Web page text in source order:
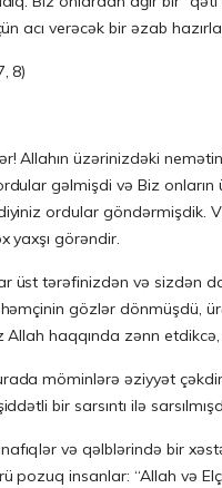
acı verəcək bir əzab
8)
Allahın üzərinizdəki
gəlmişdi və Biz onların
ordular göndərmişdik.
yaxşı görəndir.
üst tərəfinizdən və sizdən
gözlər dönmüşdü,
Allah haqqında zənn
möminlərə əziyyət
bir sarsıntı ilə
və qəlblərində bir
pozuq insanlar: “Allah və